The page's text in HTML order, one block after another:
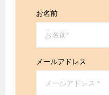
お名前
メールアドレス